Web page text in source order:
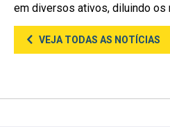
em diversos ativos, diluindo os
VEJA TODAS AS NOTÍCIAS